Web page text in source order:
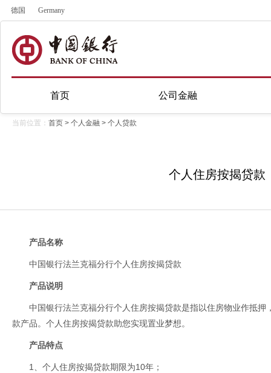
德国 Germany
首页 公司金融
当前位置： 首页 > 个人金融 > 个人贷款
个人住房按揭贷款
产品名称
中国银行法兰克福分行个人住房按揭贷款
产品说明
中国银行法兰克福分行个人住房按揭贷款是指以住房物业作抵
款产品。个人住房按揭贷款助您实现置业梦想。
产品特点
1、个人住房按揭贷款期限为10年；